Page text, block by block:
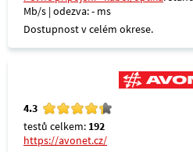
Mb/s | odezva: - ms
Dostupnost v celém okrese.
4.3
testů celkem: 192
https://avonet.cz/